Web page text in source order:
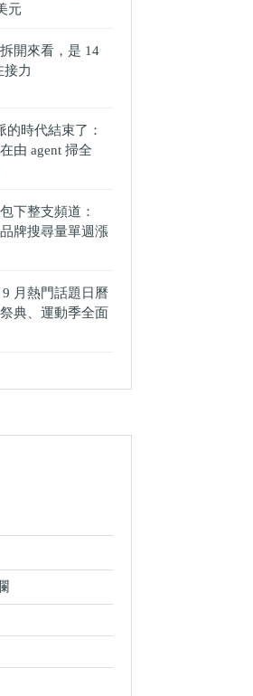
元
開來看，是 14
接力
的時代結束了：
由 agent 掃全
下整支頻道：
牌搜尋量單週漲
月熱門話題日曆
典、運動季全面